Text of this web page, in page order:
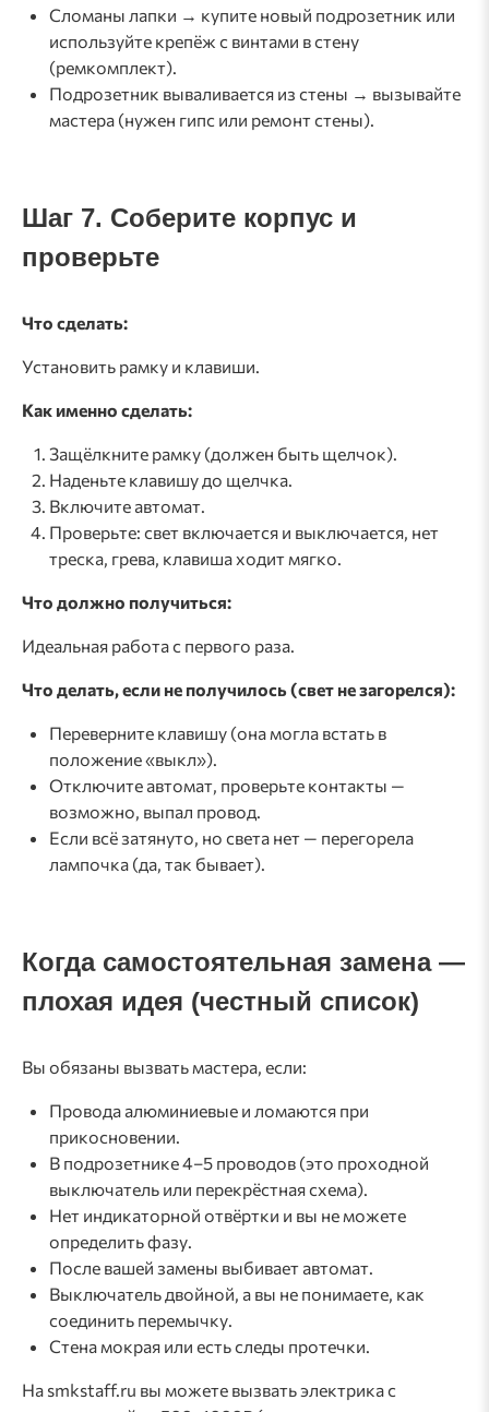
Сломаны лапки → купите новый подрозетник или
используйте крепёж с винтами в стену
(ремкомплект).
Подрозетник вываливается из стены → вызывайте
мастера (нужен гипс или ремонт стены).
Шаг 7. Соберите корпус и
проверьте
Что сделать:
Установить рамку и клавиши.
Как именно сделать:
Защёлкните рамку (должен быть щелчок).
Наденьте клавишу до щелчка.
Включите автомат.
Проверьте: свет включается и выключается, нет
треска, грева, клавиша ходит мягко.
Что должно получиться:
Идеальная работа с первого раза.
Что делать, если не получилось (свет не загорелся):
Переверните клавишу (она могла встать в
положение «выкл»).
Отключите автомат, проверьте контакты —
возможно, выпал провод.
Если всё затянуто, но света нет — перегорела
лампочка (да, так бывает).
Когда самостоятельная замена —
плохая идея (честный список)
Вы обязаны вызвать мастера, если:
Провода алюминиевые и ломаются при
прикосновении.
В подрозетнике 4–5 проводов (это проходной
выключатель или перекрёстная схема).
Нет индикаторной отвёртки и вы не можете
определить фазу.
После вашей замены выбивает автомат.
Выключатель двойной, а вы не понимаете, как
соединить перемычку.
Стена мокрая или есть следы протечки.
На smkstaff.ru вы можете вызвать электрика с